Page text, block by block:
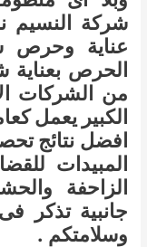
شركة النسيم
عناية وحرص
الحرص بعناية
من الشركات
الكبير يعمل
افضل نتائج
المبيدات
الزاحفة
جانبية تذكر
وسلامتكم .